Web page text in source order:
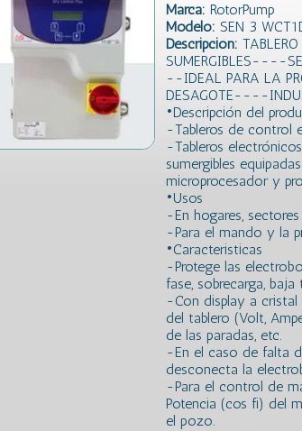
Marca: RotorPump
Modelo: SEN 3
Descripción:
SUMERGIBLES----
--IDEAL PARA LA
DESAGOTE----
•Descripción del
-Tableros de control
-Tableros
sumergibles
microprocesador y
•Usos
-En hogares,
-Para el mando y la
•Caracteristicas
-Protege las
fase, sobrecarga,
-Con display a
del tablero (Volt,
de las paradas, etc.
-En el caso de falta
desconecta la
-Para el control de
Potencia (cos fi) del
el pozo.